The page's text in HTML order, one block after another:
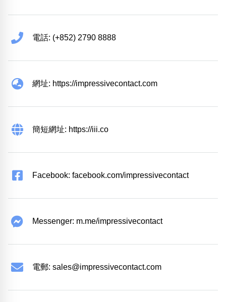
電話: (+852) 2790 8888
網址: https://impressivecontact.com
簡短網址: https://iii.co
Facebook: facebook.com/impressivecontact
Messenger: m.me/impressivecontact
電郵: sales@impressivecontact.com